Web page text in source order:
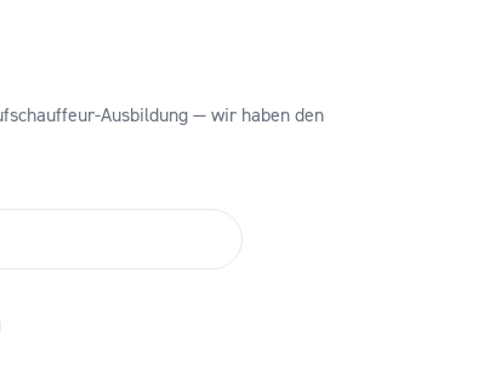
Ausbildung — wir haben den